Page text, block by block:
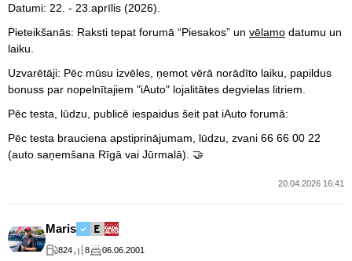
Datumi: 22. - 23.aprīlis (2026).
Pieteikšanās: Raksti tepat forumā “Piesakos” un vēlamo datumu un
laiku.
Uzvarētāji: Pēc mūsu izvēles, ņemot vērā norādīto laiku, papildus
bonuss par nopelnītajiem "iAuto" lojalitātes degvielas litriem.
Pēc testa, lūdzu, publicē iespaidus šeit pat iAuto forumā:
Pēc testa brauciena apstiprinājumam, lūdzu, zvani 66 66 00 22
(auto saņemšana Rīgā vai Jūrmalā). 🤝
20.04.2026 16:41
Maris
824 8 06.06.2001